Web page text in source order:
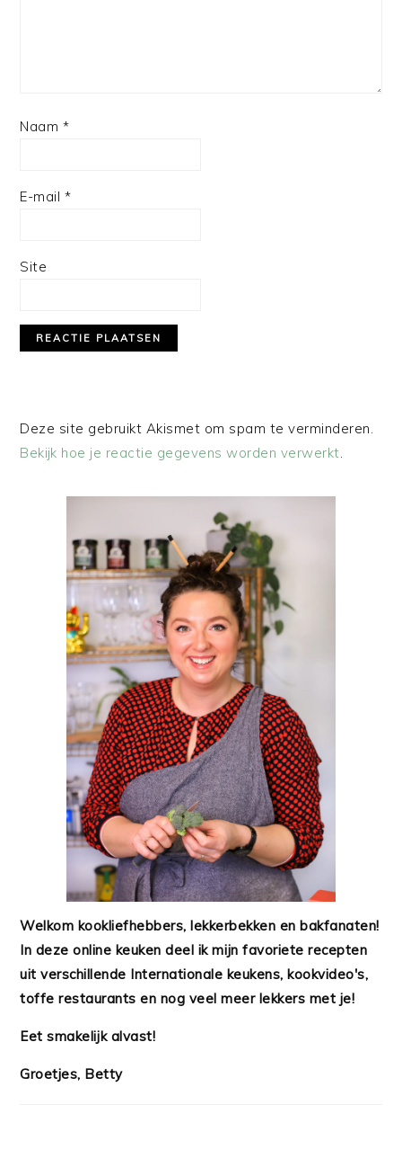
Naam *
E-mail *
Site
Deze site gebruikt Akismet om spam te verminderen.
Bekijk hoe je reactie gegevens worden verwerkt.
Welkom kookliefhebbers, lekkerbekken en bakfanaten!
In deze online keuken deel ik mijn favoriete recepten
uit verschillende Internationale keukens, kookvideo's,
toffe restaurants en nog veel meer lekkers met je!
Eet smakelijk alvast!
Groetjes, Betty